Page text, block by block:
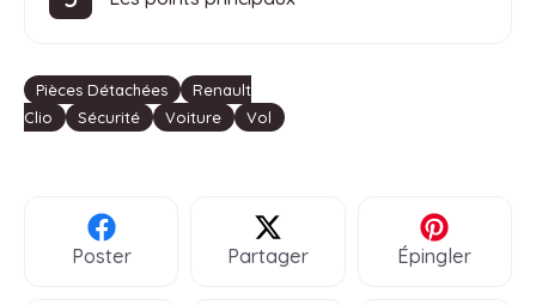
Étiquettes
Pièces Détachées
Renault
Clio
Sécurité Voiture Vol
Poster Partager Épingler